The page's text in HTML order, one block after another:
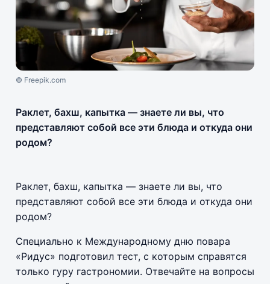
© Freepik.com
Раклет, бахш, капытка — знаете ли вы, что
представляют собой все эти блюда и откуда они
родом?
Раклет, бахш, капытка — знаете ли вы, что
представляют собой все эти блюда и откуда они
родом?
Специально к Международному дню повара
«Ридус» подготовил тест, с которым справятся
только гуру гастрономии. Отвечайте на вопросы